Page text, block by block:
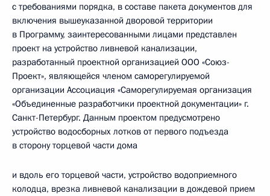
с требованиями порядка, в составе пакета документов для
включения вышеуказанной дворовой территории
в Программу, заинтересованными лицами представлен
проект на устройство ливневой канализации,
разработанный проектной организацией ООО «Союз-
Проект», являющейся членом саморегулируемой
организации Ассоциация «Саморегулируемая организация
«Объединенные разработчики проектной документации» г.
Санкт-Петербург. Данным проектом предусмотрено
устройство водосборных лотков от первого подъезда
в сторону торцевой части дома
и вдоль его торцевой части, устройство водоприемного
колодца, врезка ливневой канализации в дождевой прием